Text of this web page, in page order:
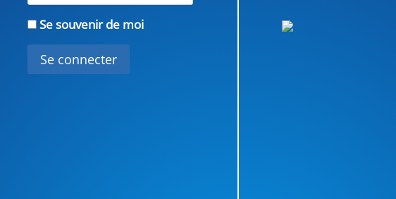
Se souvenir de moi